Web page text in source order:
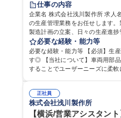
仕事の内容
企業名 株式会社浅川製作所 求人名 【横浜/生産管理】未経験OK/国内シェアの90％を占める自動車部品メーカー 仕事の内容 国内の大型車両を支える部品メーカーにて、工場
の生産管理業務をお任せします。
製造計画の立案、日々の生産進
務 突発的な計画変更が生じた際は状
産管理】未経験OK/国内シェア
必要な経験・能力等
必要な経験・能力等 【必須】生
す◎ 【当社について】車両用部品の中でも最も高い品質と精度が要求されるエンジン部品や足廻り部品、特殊部品を製造する当社。開発/加工/処理までの一貫生産体制を確立
することでユーザーニーズに柔
正社員
株式会社浅川製作所
【横浜/営業アシスタン